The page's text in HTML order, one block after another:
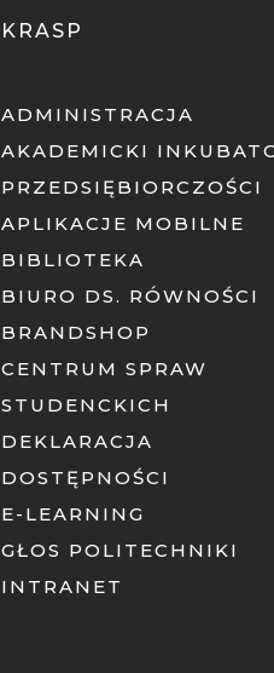
KRASP
ADMINISTRACJA
AKADEMICKI
PRZEDSIĘBIORCZOŚCI
APLIKACJE MOBILNE
BIBLIOTEKA
BIURO DS. RÓWNOŚCI
BRANDSHOP
CENTRUM SPRAW
STUDENCKICH
DEKLARACJA
DOSTĘPNOŚCI
E-LEARNING
GŁOS POLITECHNIKI
INTRANET